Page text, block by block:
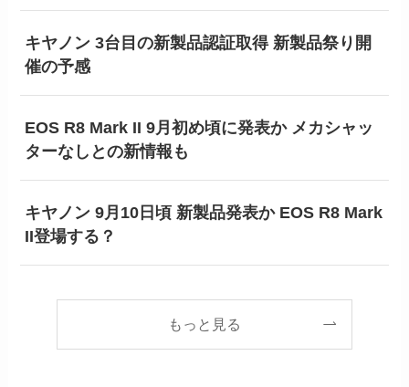
キヤノン 3台目の新製品認証取得 新製品祭り開
催の予感
EOS R8 Mark II 9月初め頃に発表か メカシャッ
ターなしとの新情報も
キヤノン 9月10日頃 新製品発表か EOS R8 Mark
II登場する？
もっと見る